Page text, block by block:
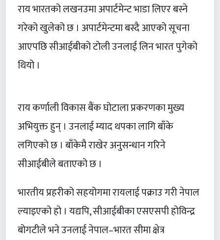
राय भारतको लखनउमा अपार्टमेन्ट भाडा लिएर बस्ने
गरेको खुलेको छ । अपार्टमेन्टमा बस्दै आएको सूचना
आएपछि सीआईबीको टोली उनलाई लिन भारत पुगेको
थियो ।
राय कर्णाली विकास बैंक घोटाला प्रकरणका मुख्य
अभियुक्त हुन् । उनलाई म्याद थपका लागि बाँके
लगिएको छ । बाँकेमै राखेर अनुसन्धान गरिने
सीआईबीले बताएको छ ।
भारतीय प्रहरीको सहयोगमा रायलाई पक्राउ गरी नेपाल
ल्याइएको हो । यद्यपि, सीआईबीका एसएसपी होविन्द्र
बोगटीले भने उनलाई नेपाल–भारत सीमा क्षेत्र